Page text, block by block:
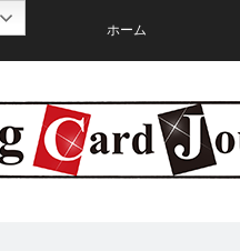
ホーム